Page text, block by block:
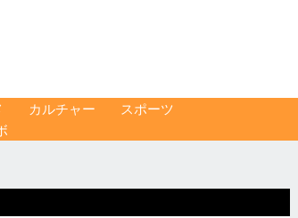
カルチャー
スポーツ